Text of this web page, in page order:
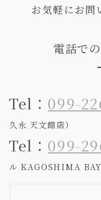
お気軽にお問
電話で
Tel： 099-
久永 天文館店）
Tel： 099-
ル KAGOSHIMA BAY